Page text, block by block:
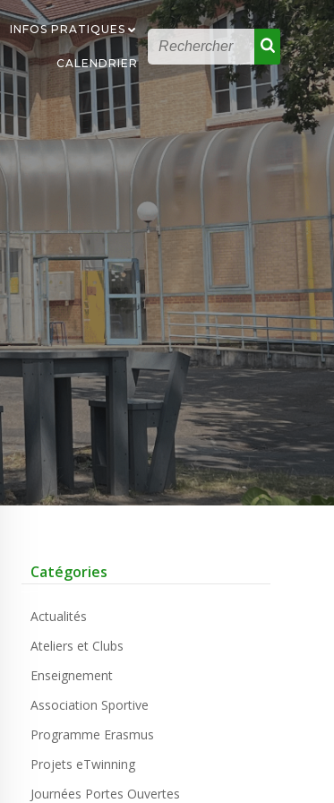
INFOS PRATIQUES
CALENDRIER
Catégories
Actualités
Ateliers et Clubs
Enseignement
Association Sportive
Programme Erasmus
Projets eTwinning
Journées Portes Ouvertes